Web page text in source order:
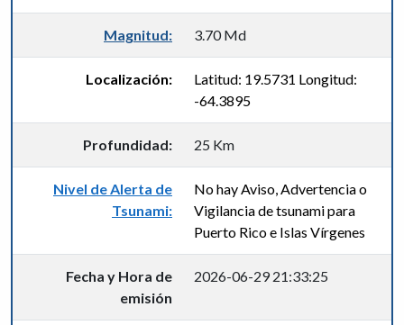
Magnitud: 3.70 Md
Localización:
Latitud: 19.5731 Longitud:
-64.3895
Profundidad: 25 Km
Nivel de Alerta de
Tsunami:
No hay Aviso, Advertencia o
Vigilancia de tsunami para
Puerto Rico e Islas Vírgenes
Fecha y Hora de
emisión
2026-06-29 21:33:25